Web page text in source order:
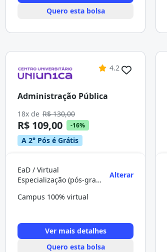
Quero esta bolsa
4.2
Administração Pública
18x de R$ 130,00
R$ 109,00 -16%
A 2° Pós é Grátis
EaD / Virtual
Especialização (pós-graduação)
Alterar
Campus 100% virtual
Ver mais detalhes
Quero esta bolsa